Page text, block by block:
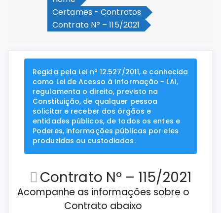
Certames - Contratos
Contrato Nº – 115/2021
Regida pela Lei nº 12.527/2011, e conhecida
como Lei de Acesso à Informação - LAI,
regulamenta o direito, previsto na
Constituição, de qualquer pessoa
solicitar e receber dos órgãos e
entidades públicos, de todos os entes e
Poderes, informações públicas por eles
produzidas ou custodiadas.
Contrato Nº – 115/2021
Acompanhe as informações sobre o
Contrato abaixo